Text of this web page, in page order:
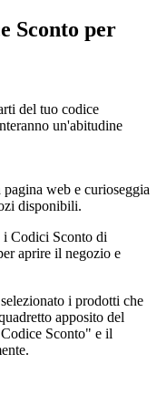
Sconto per
del tuo codice
un'abitudine
web e curioseggia
disponibili.
i Codici Sconto di
aprire il negozio e
i prodotti che
apposito del
Sconto" e il